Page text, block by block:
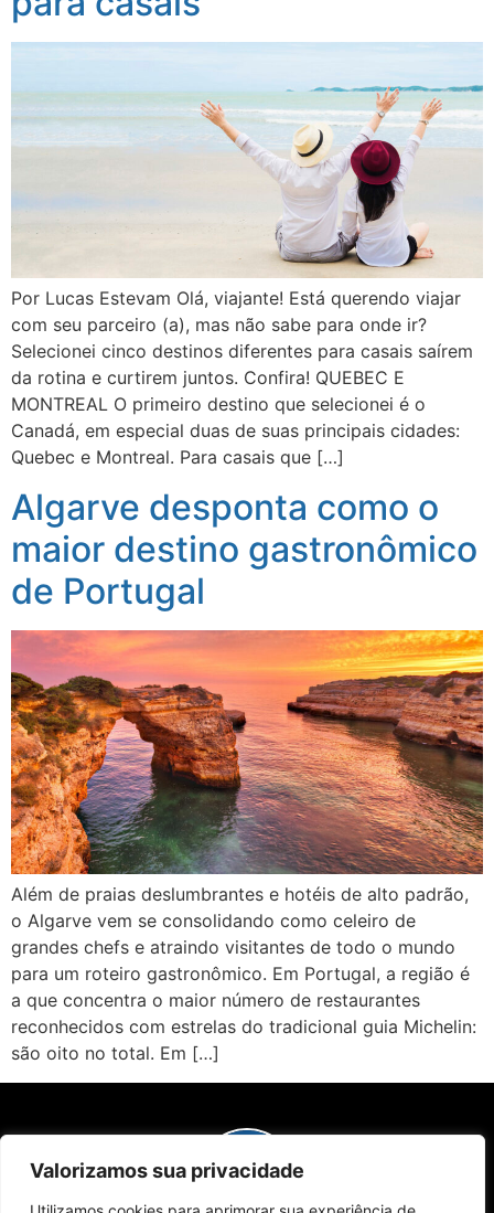
Valorizamos sua privacidade
Por Lucas Estevam Olá, viajante! Está querendo viajar
com seu parceiro (a), mas não sabe para onde ir?
Selecionei cinco destinos diferentes para casais saírem
da rotina e curtirem juntos. Confira! QUEBEC E
MONTREAL O primeiro destino que selecionei é o
Canadá, em especial duas de suas principais cidades:
Quebec e Montreal. Para casais que […]
Algarve desponta como o
maior destino gastronômico
de Portugal
Além de praias deslumbrantes e hotéis de alto padrão,
o Algarve vem se consolidando como celeiro de
grandes chefs e atraindo visitantes de todo o mundo
para um roteiro gastronômico. Em Portugal, a região é
a que concentra o maior número de restaurantes
reconhecidos com estrelas do tradicional guia Michelin:
são oito no total. Em […]